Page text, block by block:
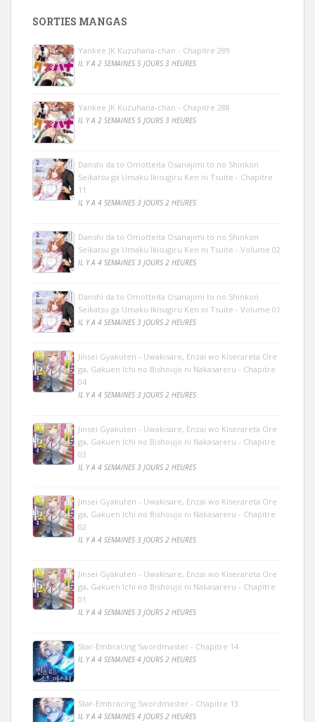
SORTIES MANGAS
Yankee JK Kuzuhana-chan - Chapitre 289
IL Y A 2 SEMAINES 5 JOURS 3 HEURES
Yankee JK Kuzuhana-chan - Chapitre 288
IL Y A 2 SEMAINES 5 JOURS 3 HEURES
Danshi da to Omotteita Osanajimi to no Shinkon
Seikatsu ga Umaku Ikisugiru Ken ni Tsuite - Chapitre
11
IL Y A 4 SEMAINES 3 JOURS 2 HEURES
Danshi da to Omotteita Osanajimi to no Shinkon
Seikatsu ga Umaku Ikisugiru Ken ni Tsuite - Volume 02
IL Y A 4 SEMAINES 3 JOURS 2 HEURES
Danshi da to Omotteita Osanajimi to no Shinkon
Seikatsu ga Umaku Ikisugiru Ken ni Tsuite - Volume 01
IL Y A 4 SEMAINES 3 JOURS 2 HEURES
Jinsei Gyakuten - Uwakisare, Enzai wo Kiserareta Ore
ga, Gakuen Ichi no Bishoujo ni Nakasareru - Chapitre
04
IL Y A 4 SEMAINES 3 JOURS 2 HEURES
Jinsei Gyakuten - Uwakisare, Enzai wo Kiserareta Ore
ga, Gakuen Ichi no Bishoujo ni Nakasareru - Chapitre
03
IL Y A 4 SEMAINES 3 JOURS 2 HEURES
Jinsei Gyakuten - Uwakisare, Enzai wo Kiserareta Ore
ga, Gakuen Ichi no Bishoujo ni Nakasareru - Chapitre
02
IL Y A 4 SEMAINES 3 JOURS 2 HEURES
Jinsei Gyakuten - Uwakisare, Enzai wo Kiserareta Ore
ga, Gakuen Ichi no Bishoujo ni Nakasareru - Chapitre
01
IL Y A 4 SEMAINES 3 JOURS 2 HEURES
Star-Embracing Swordmaster - Chapitre 14
IL Y A 4 SEMAINES 4 JOURS 2 HEURES
Star-Embracing Swordmaster - Chapitre 13
IL Y A 4 SEMAINES 4 JOURS 2 HEURES